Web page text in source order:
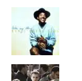
SUJETS ASSOCIÉS: